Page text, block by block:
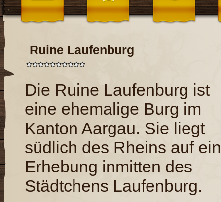
Ruine Laufenburg
Die Ruine Laufenburg ist
eine ehemalige Burg im
Kanton Aargau. Sie liegt
südlich des Rheins auf
Erhebung inmitten des
Städtchens Laufenburg.